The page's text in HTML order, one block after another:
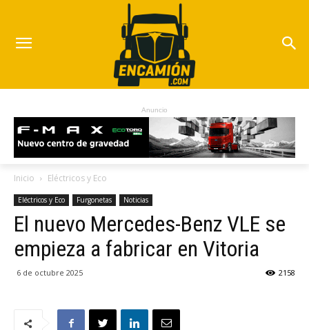
Anuncio
Inicio Eléctricos y Eco
Eléctricos y Eco Furgonetas Noticias
El nuevo Mercedes-Benz VLE se
empieza a fabricar en Vitoria
6 de octubre 2025 2158